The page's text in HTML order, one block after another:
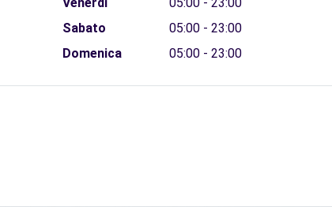
Sabato
05:00 - 23:00
Domenica
05:00 - 23:00